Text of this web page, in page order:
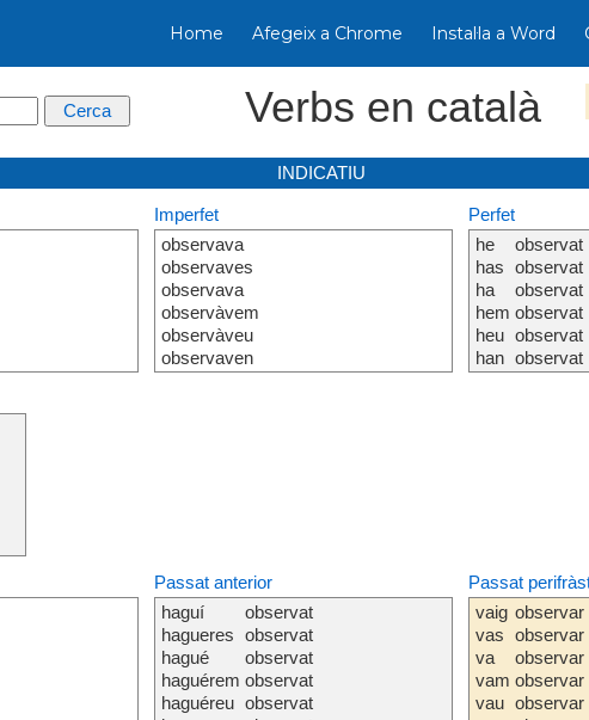
Home Afegeix a Chrome Instal·la a Word
Verbs en català
INDICATIU
Imperfet
observava
observaves
observava
observàvem
observàveu
observaven
Perfet
he
has
ha
hem
heu
han
observat
observat
observat
observat
observat
observat
Passat anterior
haguí
hagueres
hagué
haguérem
haguéreu
observat
observat
observat
observat
observat
Passat
vaig
vas
va
vam
vau
observar
observar
observar
observar
observar